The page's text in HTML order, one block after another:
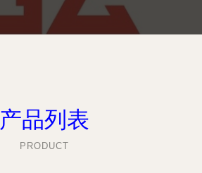
产品列表
PRODUCT